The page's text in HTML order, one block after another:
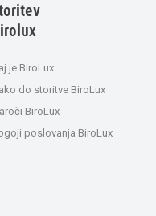
je BiroLux
do storitve BiroLux
BiroLux
poslovanja BiroLux